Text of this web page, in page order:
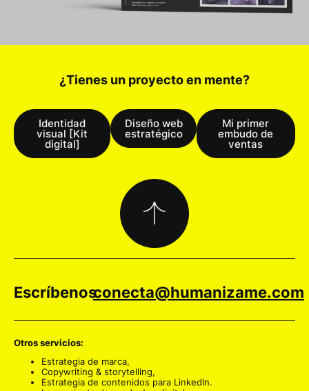
¿Tienes un proyecto en mente?
Identidad
visual [Kit
digital]
Diseño web
estratégico
Mi primer
embudo de
ventas
Escríbenosconecta@humanizame.com
Otros servicios:
Estrategia de marca,
Copywriting & storytelling,
Estrategia de contenidos para LinkedIn.